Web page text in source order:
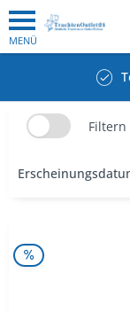
MENÜ
Filtern